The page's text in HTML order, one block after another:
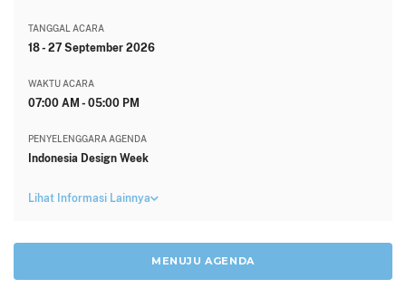
TANGGAL ACARA
18 - 27 September 2026
WAKTU ACARA
07:00 AM - 05:00 PM
PENYELENGGARA AGENDA
Indonesia Design Week
Lihat Informasi Lainnya
MENUJU AGENDA